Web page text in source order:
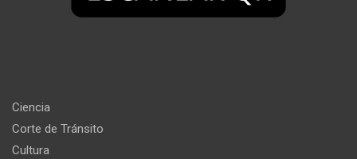
Ciencia
Corte de Tránsito
Cultura